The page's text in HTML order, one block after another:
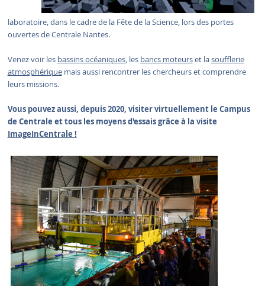
laboratoire, dans le cadre de la Fête de la Science, lors des portes
ouvertes de Centrale Nantes.
Venez voir les bassins océaniques, les bancs moteurset lasoufflerie
atmosphériquemais aussi rencontrer les chercheurs et comprendre
leurs missions.
Vous pouvez aussi, depuis 2020, visiter virtuellement le Campus
de Centrale et tous les moyens d'essais grâce à la visite
ImageInCentrale !